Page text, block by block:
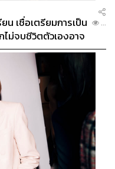
น เชื่อเตรียมการเป็น
ม่จบชีวิตตัวเองอาจ
...